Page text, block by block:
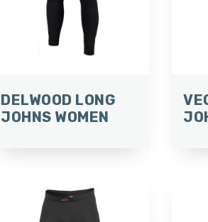
DELWOOD LONG
JOHNS WOMEN